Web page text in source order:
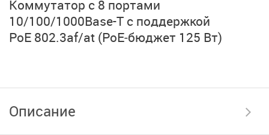
Коммутатор с 8 портами
10/100/1000Base-T с поддержкой
PoE 802.3af/at (PoE‑бюджет 125 Вт)
Описание